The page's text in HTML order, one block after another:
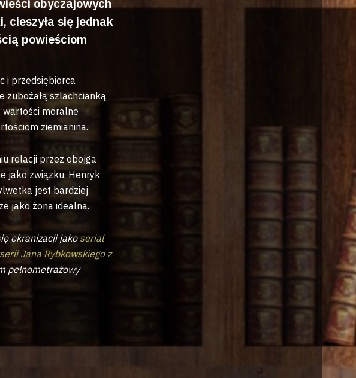
obyczajowych
się jednak
powieściom
i przedsiębiorca
zubożałą szlachcianką
wartości moralne
ziemianina.
relacji przez obojga
jako związku. Henryk
jest bardziej
jako żona idealna.
ekranizacji jako serial
Jana Rybkowskiego z
pełnometrażowy